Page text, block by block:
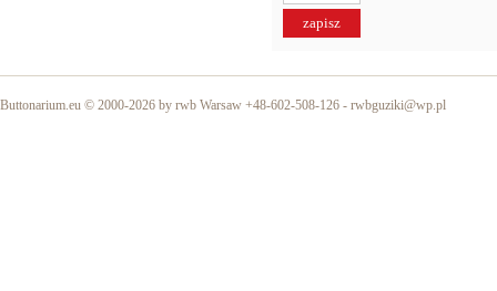
Buttonarium.eu © 2000-2026 by rwb Warsaw +48-602-508-126 - rwbguziki@wp.pl